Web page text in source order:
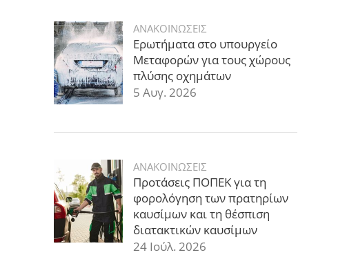
ΑΝΑΚΟΙΝΩΣΕΙΣ
Ερωτήματα στο υπουργείο
Μεταφορών για τους χώρους
πλύσης οχημάτων
5 Αυγ. 2026
ΑΝΑΚΟΙΝΩΣΕΙΣ
Προτάσεις ΠΟΠΕΚ για τη
φορολόγηση των πρατηρίων
καυσίμων και τη θέσπιση
διατακτικών καυσίμων
24 Ιούλ. 2026